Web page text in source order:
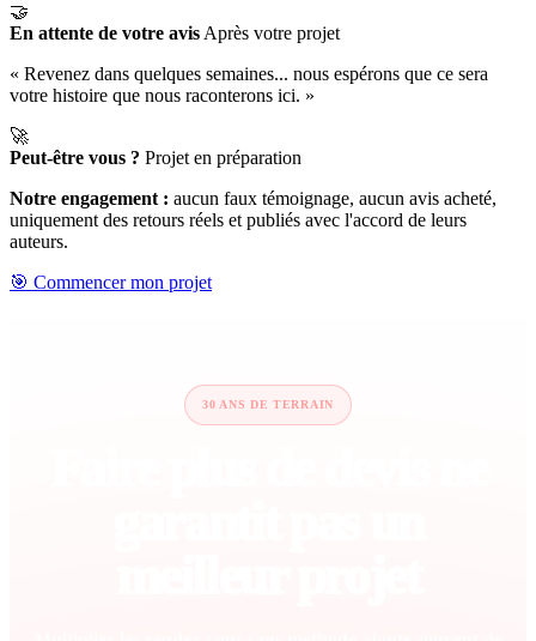
🤝
En attente de votre avis Après votre projet
« Revenez dans quelques semaines... nous espérons que ce sera
votre histoire que nous raconterons ici. »
🚀
Peut-être vous ? Projet en préparation
Notre engagement : aucun faux témoignage, aucun avis acheté,
uniquement des retours réels et publiés avec l'accord de leurs
auteurs.
🎯 Commencer mon projet
30 ANS DE TERRAIN